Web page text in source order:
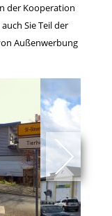
der Kooperation
Sie Teil der
Außenwerbung